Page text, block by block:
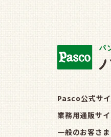
Pasco公式サ
業務用通販サ
一般のお客さ